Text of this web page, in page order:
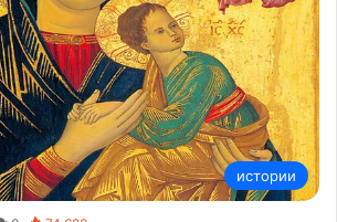
истории